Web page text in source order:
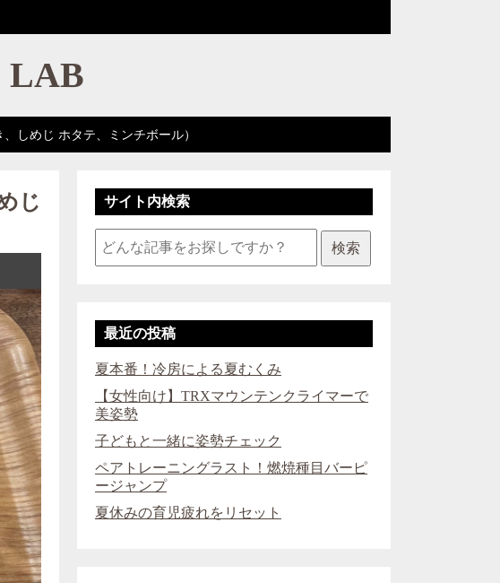
LAB
しめじ ホタテ、ミンチボール）
じ
サイト内検索
検索
最近の投稿
夏本番！冷房による夏むくみ
【女性向け】TRXマウンテンクライマーで
美姿勢
子どもと一緒に姿勢チェック
ペアトレーニングラスト！燃焼種目バーピ
ージャンプ
夏休みの育児疲れをリセット